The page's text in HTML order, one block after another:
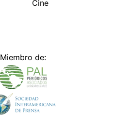
Cine
Miembro de: